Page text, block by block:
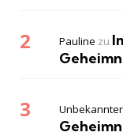
Pauline zu
Unbekannter